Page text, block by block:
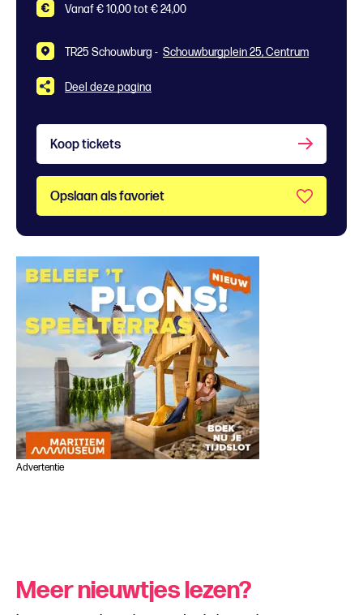
Vanaf € 10,00 tot € 24,00
TR25 Schouwburg - Schouwburgplein 25, Centrum
Deel deze pagina
Koop tickets
Opslaan als favoriet
Advertentie
Meer nieuwtjes lezen?